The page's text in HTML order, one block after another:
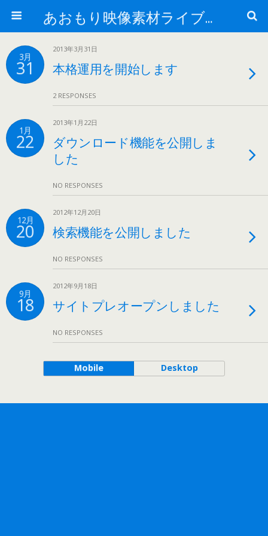
あおもり映像素材ライブラリー
3月
31
2013年3月31日
本格運用を開始します
2 RESPONSES
1月
22
2013年1月22日
ダウンロード機能を公開しま
した
NO RESPONSES
12月
20
2012年12月20日
検索機能を公開しました
NO RESPONSES
9月
18
2012年9月18日
サイトプレオープンしました
NO RESPONSES
Mobile Desktop